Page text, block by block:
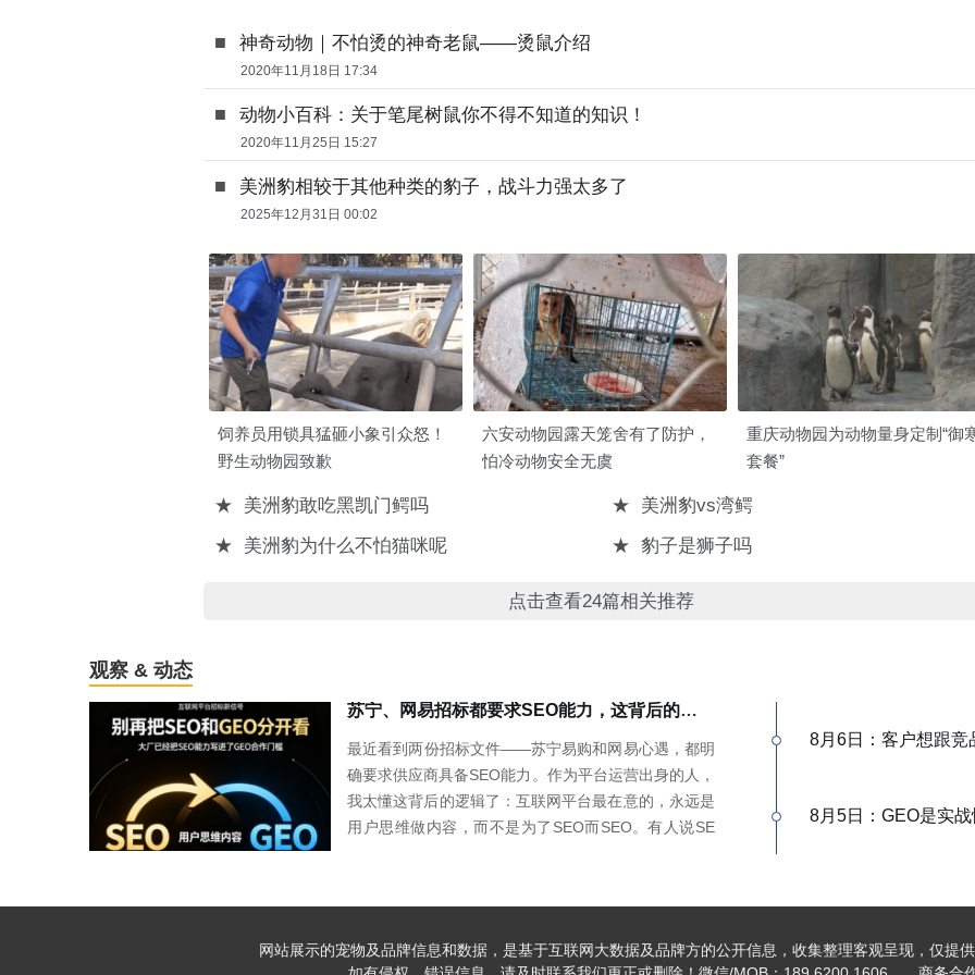
■ 神奇动物｜不怕烫的神奇老鼠——烫鼠介绍
2020年11月18日 17:34
■ 动物小百科：关于笔尾树鼠你不得不知道的知识！
2020年11月25日 15:27
■ 美洲豹相较于其他种类的豹子，战斗力强太多了
2025年12月31日 00:02
饲养员用锁具猛砸小象引众怒！
野生动物园致歉
六安动物园露天笼舍有了防护，
怕冷动物安全无虞
重庆动物园为动物量身定制“御
套餐”
★ 美洲豹敢吃黑凯门鳄吗 ★
美洲豹vs湾鳄
★
美洲豹为什么不怕猫咪呢 ★ 豹子是狮子吗
点击查看24篇相关推荐
观察 & 动态
苏宁、网易招标都要求SEO能力，这背后的信号，很多人没看懂
最近看到两份招标文件——苏宁易购和网易心遇，都明
确要求供应商具备SEO能力。作为平台运营出身的人，
我太懂这背后的逻辑了：互联网平台最在意的，永远是
用户思维做内容，而不是为了SEO而SEO。有人说SE
每天SEO和GEO流量差不多，同一套数据源，多个入
品牌SEO。用一套体系打多个平台，才是真正的全网基
8月6日：客户想跟竞
8月5日：GEO是实
网站展示的宠物及品牌信息和数据，是基于互联网大数据及品牌方的公开信息，收集整理客观呈现，仅提